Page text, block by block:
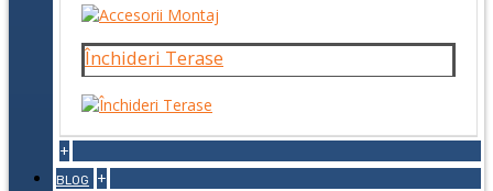
Închideri Terase
+
BLOG +